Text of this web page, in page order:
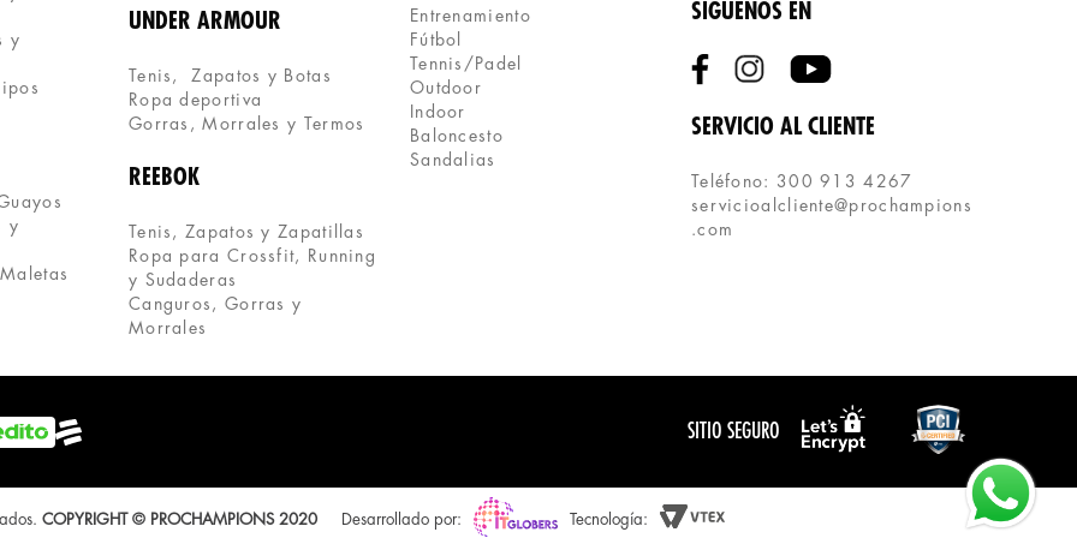
y
y
UNDER ARMOUR
Tenis,  Zapatos y Botas
Ropa deportiva
Gorras, Morrales y Termos
REEBOK
Tenis, Zapatos y Zapatillas
Ropa para Crossfit, Running
y Sudaderas
Canguros, Gorras y
Morrales
Entrenamiento
Fútbol
Tennis/Padel
Outdoor
Indoor
Baloncesto
Sandalias
SÍGUENOS EN
SERVICIO AL CLIENTE
Teléfono: 300 913 4267
servicioalcliente@prochampions
.com
SITIO SEGURO
COPYRIGHT © PROCHAMPIONS 2020 Desarrollado por: Tecnología: